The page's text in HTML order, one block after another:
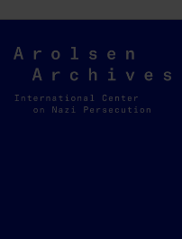
Arolsen
Archives